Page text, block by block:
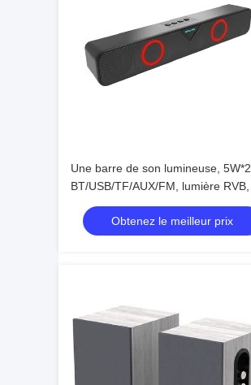
Une barre de son lumineuse, 5W*2,
BT/USB/TF/AUX/FM, lumière RVB,
batterie de 1200 mAh
Obtenez le meilleur prix